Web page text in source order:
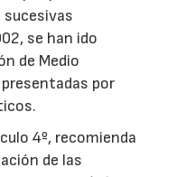
se han ido
de Medio
por
4º, recomienda
de las